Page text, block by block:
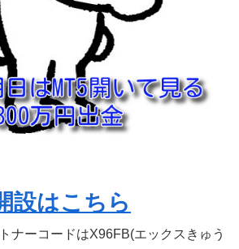
設はこちら
ナーコードはX96FB(エックスきゅう